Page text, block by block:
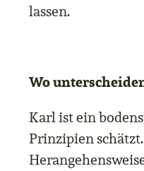
lassen.
Wo
Karl ist ein
Prinzipien